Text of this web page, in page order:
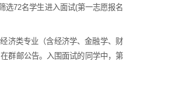
选72名学生进入面试(第一志愿报名
济类专业（含经济学、金融学、财
群邮公告。入围面试的同学中，第